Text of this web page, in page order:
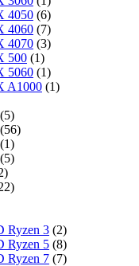
4050 (6)
4060 (7)
4070 (3)
500 (1)
5060 (1)
A1000 (1)
(5)
(56)
(1)
(5)
Ryzen 3 (2)
Ryzen 5 (8)
Ryzen 7 (7)